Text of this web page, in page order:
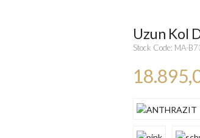
Uzun Kol
Stock Code: MA-